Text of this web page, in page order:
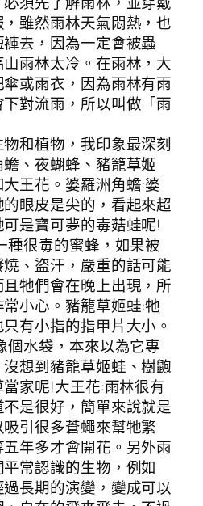
雖然雨林天氣悶熱，也
去，因為一定會被蟲
雨林太冷。在雨林，大
或雨衣，因為雨林有雨
對流雨，所以叫做「雨
和植物，我印象最深刻
、夜蝴蜂、豬籠草姬
王花。婆羅洲角蟾:婆
眼皮是尖的，看起來超
是寶可夢的毒菇蛙呢!
種很毒的蜜蜂，如果被
、盜汗，嚴重的話可能
牠們會在晚上出現，所
小心。豬籠草姬蛙:牠
有小指的指甲片大小。
個水袋，本來以為它專
想到豬籠草姬蛙、樹鼩
家呢!大王花:雨林很有
是很好，簡單來說就是
引很多蒼蠅來幫牠繁
年多才會開花。另外雨
常認識的生物，例如
長期的演變，變成可以